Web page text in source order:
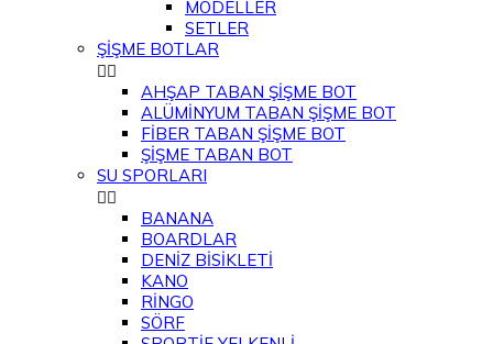
MODELLER
SETLER
ŞİŞME BOTLAR

AHŞAP TABAN ŞİŞME BOT
ALÜMİNYUM TABAN ŞİŞME BOT
FİBER TABAN ŞİŞME BOT
ŞİŞME TABAN BOT
SU SPORLARI

BANANA
BOARDLAR
DENİZ BİSİKLETİ
KANO
RİNGO
SÖRF